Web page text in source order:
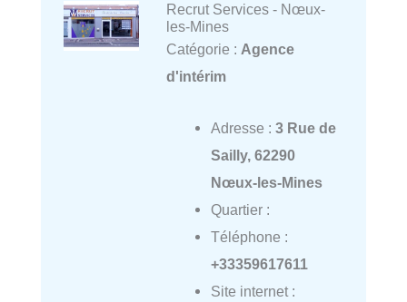
Recrut Services - Nœux-
les-Mines
Catégorie : Agence
d'intérim
Adresse : 3 Rue de
Sailly, 62290
Nœux-les-Mines
Quartier :
Téléphone :
+33359617611
Site internet :